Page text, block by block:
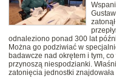
odnaleziono ponad 300 lat
Można go podziwiać w
badawcze nad okrętem i tym,
przynoszą niespodzianki.
zatonięcia jednostki